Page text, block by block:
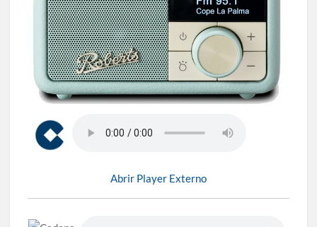
Abrir Player Externo